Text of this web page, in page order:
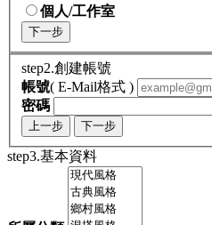
個人/工作室
下一步
step2.創建帳號
帳號( E-Mail格式 )
密碼
上一步 下一步
step3.基本資料